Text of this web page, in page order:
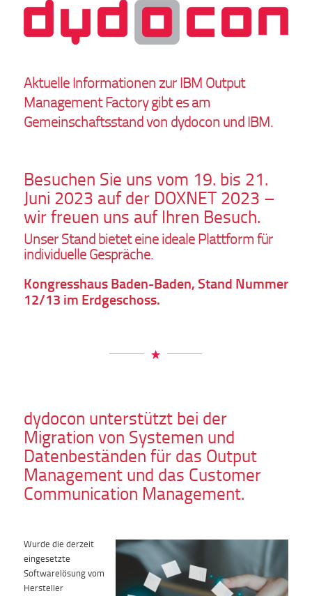
Aktuelle Informationen zur IBM Output
Management Factory gibt es am
Gemeinschaftsstand von dydocon und IBM.
Besuchen Sie uns vom 19. bis 21.
Juni 2023 auf der DOXNET 2023 –
wir freuen uns auf Ihren Besuch.
Unser Stand bietet eine ideale Plattform für
individuelle Gespräche.
Kongresshaus Baden-Baden, Stand Nummer
12/13 im Erdgeschoss.
dydocon unterstützt bei der
Migration von Systemen und
Datenbeständen für das Output
Management und das Customer
Communication Management.
Wurde die derzeit
eingesetzte
Softwarelösung vom
Hersteller